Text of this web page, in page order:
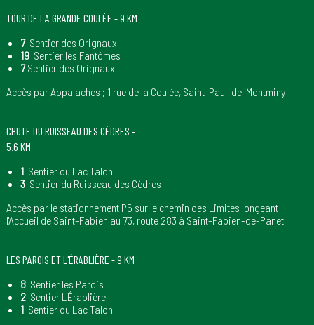
TOUR DE LA GRANDE COULÉE - 9 KM
7Sentier des Orignaux
19Sentier les Fantômes
7Sentier des Orignaux
Accès par Appalaches ; 1 rue de la Coulée, Saint-Paul-de-Montminy
CHUTE DU RUISSEAU DES CÈDRES -
5.6 KM
1Sentier du Lac Talon
3Sentier du Ruisseau des Cèdres
Accès par le stationnement P5 sur le chemin des Limites longeant
l'Accueil de Saint-Fabien au 73, route 283 à Saint-Fabien-de-Panet
LES PAROIS ET L'ÉRABLIÈRE - 9 KM
8Sentier les Parois
2 Sentier L'Érablière
1Sentier du Lac Talon